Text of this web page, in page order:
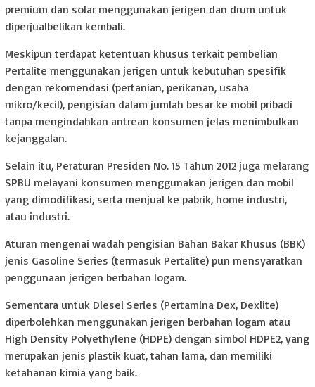
premium dan solar menggunakan jerigen dan drum untuk
diperjualbelikan kembali.
Meskipun terdapat ketentuan khusus terkait pembelian
Pertalite menggunakan jerigen untuk kebutuhan spesifik
dengan rekomendasi (pertanian, perikanan, usaha
mikro/kecil), pengisian dalam jumlah besar ke mobil pribadi
tanpa mengindahkan antrean konsumen jelas menimbulkan
kejanggalan.
Selain itu, Peraturan Presiden No. 15 Tahun 2012 juga melarang
SPBU melayani konsumen menggunakan jerigen dan mobil
yang dimodifikasi, serta menjual ke pabrik, home industri,
atau industri.
Aturan mengenai wadah pengisian Bahan Bakar Khusus (BBK)
jenis Gasoline Series (termasuk Pertalite) pun mensyaratkan
penggunaan jerigen berbahan logam.
Sementara untuk Diesel Series (Pertamina Dex, Dexlite)
diperbolehkan menggunakan jerigen berbahan logam atau
High Density Polyethylene (HDPE) dengan simbol HDPE2, yang
merupakan jenis plastik kuat, tahan lama, dan memiliki
ketahanan kimia yang baik.